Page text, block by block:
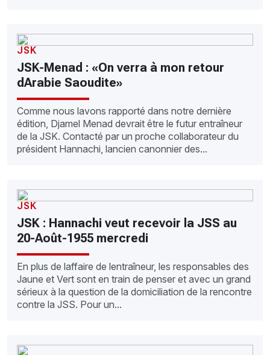
JSK
JSK-Menad : «On verra à mon retour
dArabie Saoudite»
Comme nous lavons rapporté dans notre dernière
édition, Djamel Menad devrait être le futur entraîneur
de la JSK. Contacté par un proche collaborateur du
président Hannachi, lancien canonnier des...
JSK
JSK : Hannachi veut recevoir la JSS au
20-Août-1955 mercredi
En plus de laffaire de lentraîneur, les responsables des
Jaune et Vert sont en train de penser et avec un grand
sérieux à la question de la domiciliation de la rencontre
contre la JSS. Pour un...